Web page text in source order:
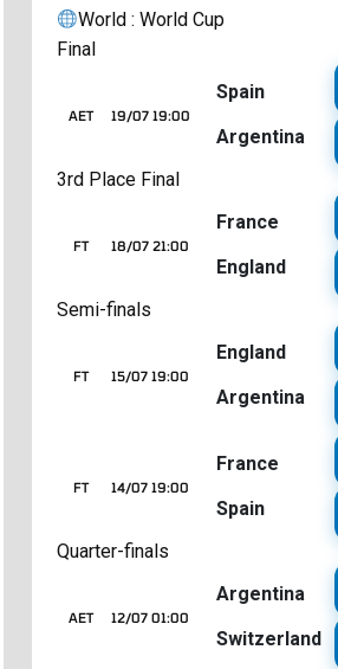
World : World Cup
Final
19/07 19:00
AET
Spain
Argentina
3rd Place Final
18/07 21:00
FT
France
England
Semi-finals
15/07 19:00
FT
England
Argentina
14/07 19:00
FT
France
Spain
Quarter-finals
12/07 01:00
AET
Argentina
Switzerland